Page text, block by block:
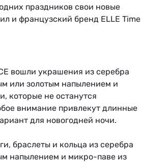
праздников свои новые
и французский бренд ELLE Time
вошли украшения из серебра
или золотым напылением и
которые не останутся
внимание привлекут длинные
для новогодней ночи.
браслеты и кольца из серебра
напылением и микро-паве из